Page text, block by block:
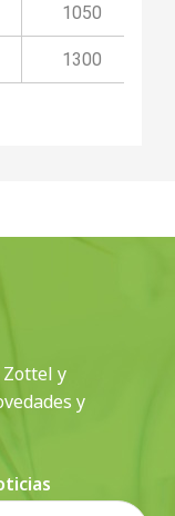
1050
1300
y
y